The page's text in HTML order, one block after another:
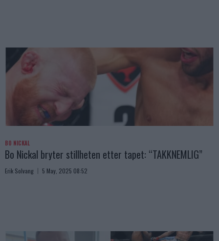
BO NICKAL
Bo Nickal bryter stillheten etter tapet: “TAKKNEMLIG”
Erik Solvang 5 May, 2025 08:52